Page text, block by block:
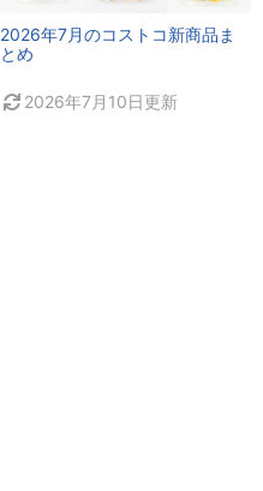
2026年7月のコストコ新商品ま
とめ
2026年7月10日更新